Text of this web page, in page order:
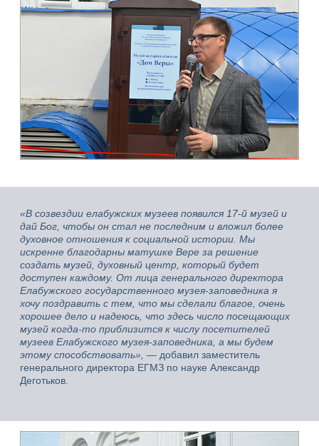
«В созвездии елабужских музеев появился 17-й музей и
дай Бог, чтобы он стал не последним и вложил более
духовное отношения к социальной истории. Мы
искренне благодарны матушке Вере за решение
создать музей, духовный центр, который будет
доступен каждому. От лица генерального директора
Елабужского государственного музея-заповедника я
хочу поздравить с тем, что мы сделали благое, очень
хорошее дело и надеюсь, что здесь число посещающих
музей когда-то приблизится к числу посетителей
музеев Елабужского музея-заповедника, а мы будем
этому способствовать», — добавил заместитель
генерального директора ЕГМЗ по науке Александр
Деготьков.